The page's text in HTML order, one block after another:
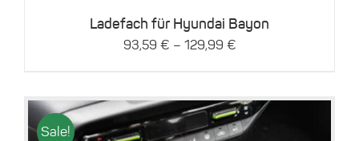
können
auf
der
werden
Ladefach für Hyundai Bayon
93,59 € – 129,99 €
Sale!